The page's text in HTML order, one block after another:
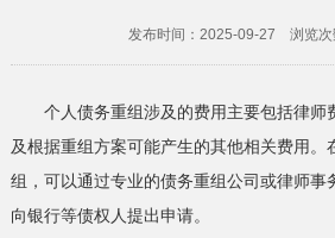
发布时间：2025-09-27 浏览次
个人债务重组涉及的费用主要包括律师
及根据重组方案可能产生的其他相关费用。
组，可以通过专业的债务重组公司或律师事
向银行等债权人提出申请。